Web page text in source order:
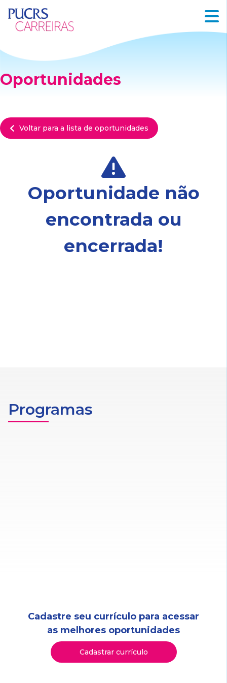
Oportunidades
Voltar para a lista de oportunidades
Oportunidade não
encontrada ou
encerrada!
Programas
Cadastre seu currículo para acessar
as melhores oportunidades
Cadastrar currículo